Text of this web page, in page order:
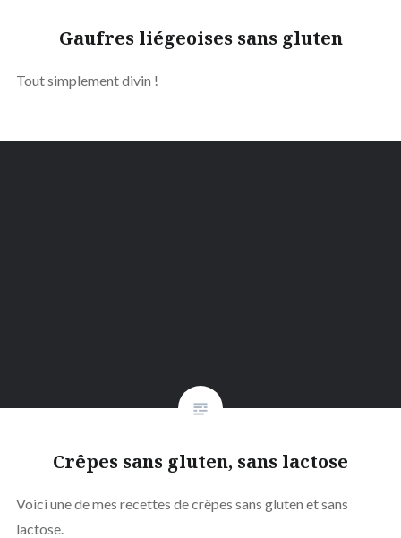
Gaufres liégeoises sans gluten
Tout simplement divin !
Crêpes sans gluten, sans lactose
Voici une de mes recettes de crêpes sans gluten et sans
lactose.